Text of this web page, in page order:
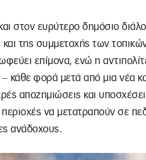
στον ευρύτερο δημόσιο
της συμμετοχής των
επίμονα, ενώ η
‒ κάθε φορά μετά από μια νέα
αποζημιώσεις και
να μετατραπούν σε
ανάδοχους.